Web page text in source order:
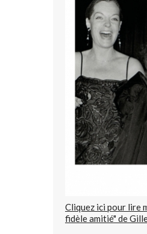
Cliquez ici pour lire
fidèle amitié" de